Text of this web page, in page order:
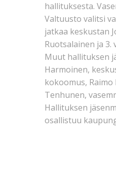
hallituksesta.
Valtuusto valitsi
jatkaa keskustan
Ruotsalainen ja
Muut hallituksen
Harmoinen,
kokoomus,
Tenhunen,
Hallituksen
osallistuu